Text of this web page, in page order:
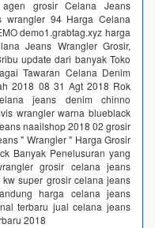
grosir Celana Jeans
wrangler 94 Harga Celana
demo1.grabtag.xyz harga
Jeans Wrangler Grosir,
update dari banyak Toko
Tawaran Celana Denim
2018 08 31 Agt 2018 Rok
jeans denim chinno
wrangler warna blueblack
naailshop 2018 02 grosir
" Wrangler " Harga Grosir
Banyak Penelusuran yang
grosir celana jeans
super grosir celana jeans
harga celana jeans
terbaru jual celana jeans
2018